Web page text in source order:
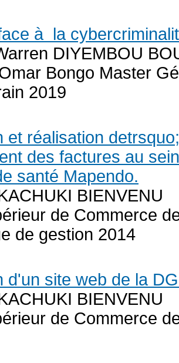
à la
DIYEMBOU
Bongo Master
2019
et réalisation
des factures au
santé Mapendo.
BIENVENU
de Commerce
de gestion 2014
d'un site web de la
BIENVENU
de Commerce